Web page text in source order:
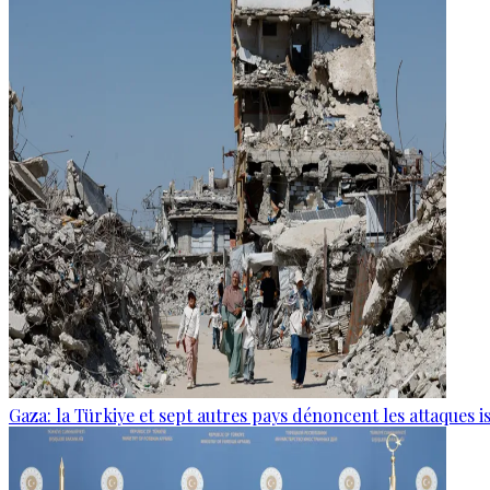
Gaza: la Türkiye et sept autres pays dénoncent les attaques